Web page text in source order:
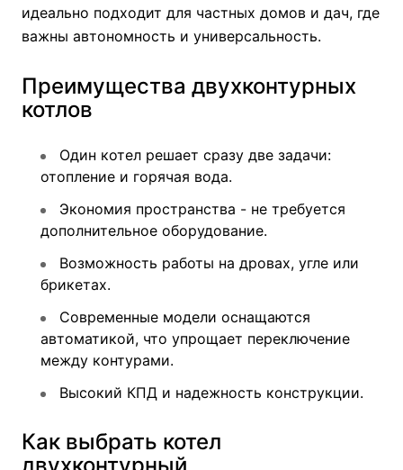
идеально подходит для частных домов и дач, где
важны автономность и универсальность.
Преимущества двухконтурных
котлов
Один котел решает сразу две задачи:
отопление и горячая вода.
Экономия пространства - не требуется
дополнительное оборудование.
Возможность работы на дровах, угле или
брикетах.
Современные модели оснащаются
автоматикой, что упрощает переключение
между контурами.
Высокий КПД и надежность конструкции.
Как выбрать котел